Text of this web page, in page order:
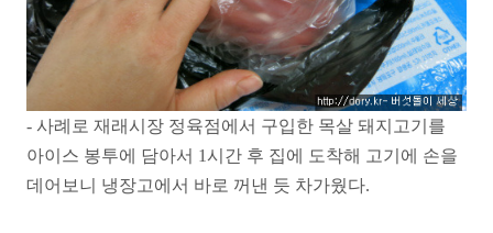
- 사례로 재래시장 정육점에서 구입한 목살 돼지고기를
아이스 봉투에 담아서 1시간 후 집에 도착해 고기에 손을
데어보니 냉장고에서 바로 꺼낸 듯 차가웠다.